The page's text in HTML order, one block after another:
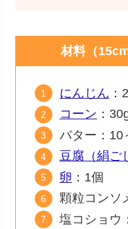
材料（
にんじん ：
コーン ：
バター：10
豆腐（絹ご
卵 ：1個
顆粒コンソ
塩コショウ